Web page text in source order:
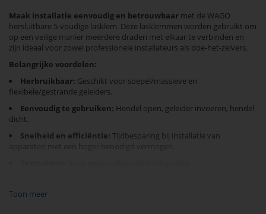
Maak installatie eenvoudig en betrouwbaar met de WAGO
hersluitbare 5-voudige lasklem. Deze lasklemmen worden gebruikt om
op een veilige manier meerdere draden met elkaar te verbinden en
zijn ideaal voor zowel professionele installateurs als doe-het-zelvers.
Belangrijke voordelen:
Herbruikbaar: Geschikt voor soepel/massieve en
flexibele/gestrande geleiders.
Eenvoudig te gebruiken: Hendel open, geleider invoeren, hendel
dicht.
Snelheid en efficiëntie: Tijdbesparing bij installatie van
apparaten met een hoger benodigd vermogen.
voltage van 450V en ondersteunen een draaddikte variërend van 0,2
Toon meer